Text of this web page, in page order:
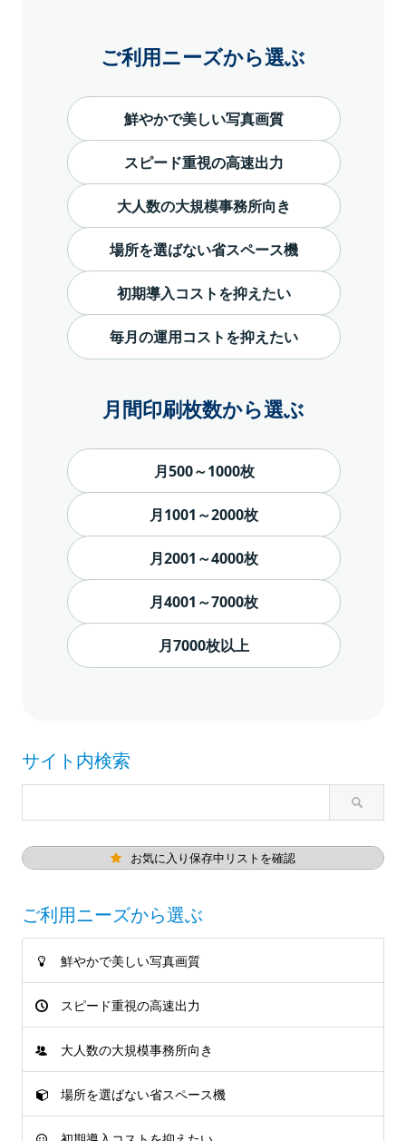
ご利用ニーズから選ぶ
鮮やかで美しい写真画質
スピード重視の高速出力
大人数の大規模事務所向き
場所を選ばない省スペース機
初期導入コストを抑えたい
毎月の運用コストを抑えたい
月間印刷枚数から選ぶ
月500～1000枚
月1001～2000枚
月2001～4000枚
月4001～7000枚
月7000枚以上
サイト内検索
お気に入り保存中リストを確認
ご利用ニーズから選ぶ
鮮やかで美しい写真画質
スピード重視の高速出力
大人数の大規模事務所向き
場所を選ばない省スペース機